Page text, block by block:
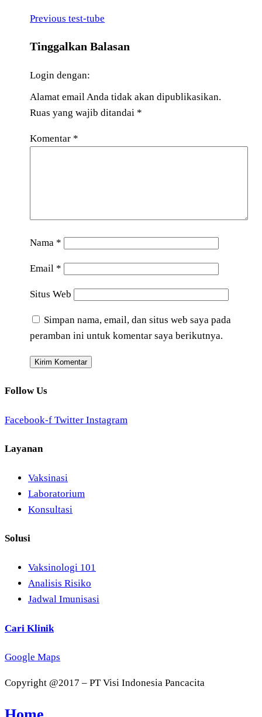
Navigasi
pos
Previous
Previous test-tube
Tinggalkan Balasan
Login dengan:
Alamat email Anda tidak akan dipublikasikan.
Ruas yang wajib ditandai *
Komentar *
Nama *
Email *
Situs Web
Simpan nama, email, dan situs web saya pada
peramban ini untuk komentar saya berikutnya.
Follow Us
Facebook-f Twitter Instagram
Layanan
Vaksinasi
Laboratorium
Konsultasi
Solusi
Vaksinologi 101
Analisis Risiko
Jadwal Imunisasi
Cari Klinik
Google Maps
Copyright @2017 – PT Visi Indonesia Pancacita